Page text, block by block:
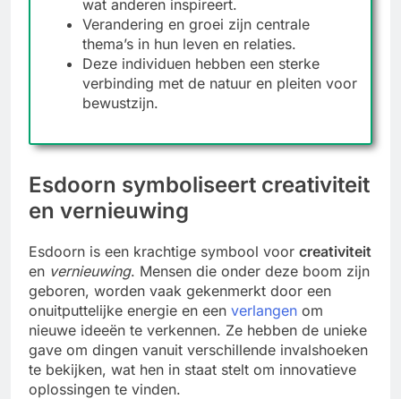
wat anderen inspireert.
Verandering en groei zijn centrale
thema’s in hun leven en relaties.
Deze individuen hebben een sterke
verbinding met de natuur en pleiten voor
bewustzijn.
Esdoorn symboliseert creativiteit
en vernieuwing
Esdoorn is een krachtige symbool voor creativiteit
en vernieuwing. Mensen die onder deze boom zijn
geboren, worden vaak gekenmerkt door een
onuitputtelijke energie en een verlangen om
nieuwe ideeën te verkennen. Ze hebben de unieke
gave om dingen vanuit verschillende invalshoeken
te bekijken, wat hen in staat stelt om innovatieve
oplossingen te vinden.